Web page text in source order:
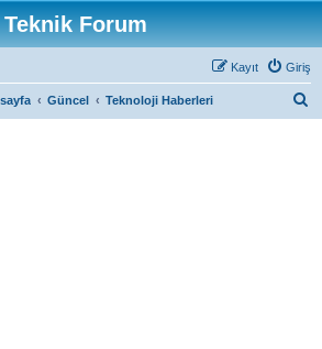
Teknik Forum
Giriş
Kayıt
Güncel Teknoloji Haberleri